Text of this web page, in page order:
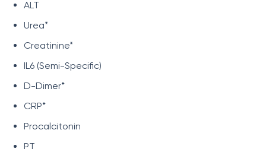
ALT
Urea*
Creatinine*
IL6 (Semi-Specific)
D-Dimer*
CRP*
Procalcitonin
PT